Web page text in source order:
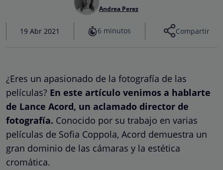
Andrea Perez
19 Abr 2021 6 minutos Compartir
¿Eres un apasionado de la fotografía de las
películas? En este artículo venimos a hablarte
de Lance Acord, un aclamado director de
fotografía. Conocido por su trabajo en varias
películas de Sofia Coppola, Acord demuestra un
gran dominio de las cámaras y la estética
cromática.